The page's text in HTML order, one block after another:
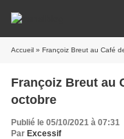
Accueil » Françoiz Breut au Café
Françoiz Breut au
octobre
Publié le 05/10/2021 à 07:31
Par Excessif